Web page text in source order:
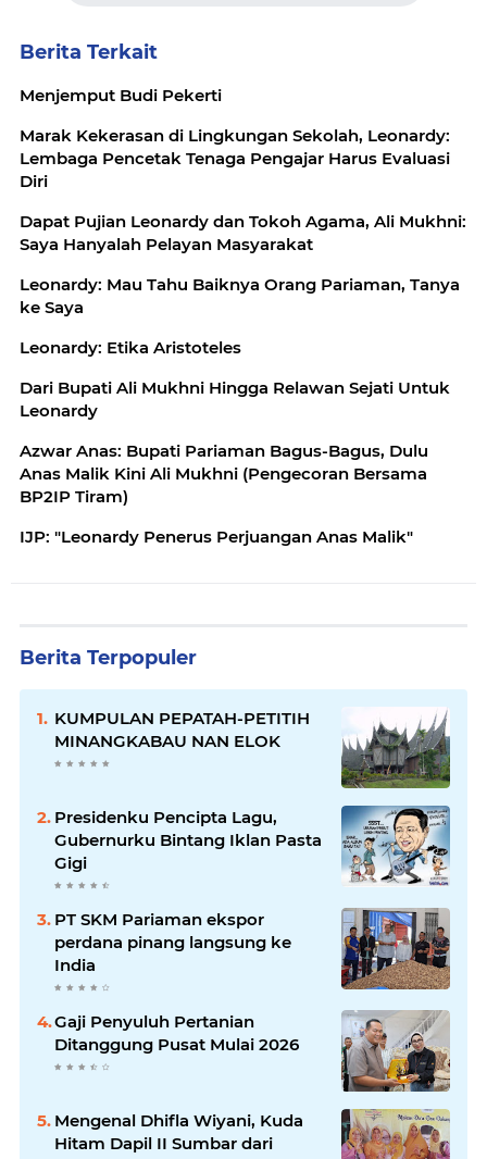
Berita Terkait
Menjemput Budi Pekerti
Marak Kekerasan di Lingkungan Sekolah, Leonardy:
Lembaga Pencetak Tenaga Pengajar Harus Evaluasi
Diri
Dapat Pujian Leonardy dan Tokoh Agama, Ali Mukhni:
Saya Hanyalah Pelayan Masyarakat
Leonardy: Mau Tahu Baiknya Orang Pariaman, Tanya
ke Saya
Leonardy: Etika Aristoteles
Dari Bupati Ali Mukhni Hingga Relawan Sejati Untuk
Leonardy
Azwar Anas: Bupati Pariaman Bagus-Bagus, Dulu
Anas Malik Kini Ali Mukhni (Pengecoran Bersama
BP2IP Tiram)
IJP: "Leonardy Penerus Perjuangan Anas Malik"
Berita Terpopuler
KUMPULAN PEPATAH-PETITIH
MINANGKABAU NAN ELOK
Presidenku Pencipta Lagu,
Gubernurku Bintang Iklan Pasta
Gigi
PT SKM Pariaman ekspor
perdana pinang langsung ke
India
Gaji Penyuluh Pertanian
Ditanggung Pusat Mulai 2026
Mengenal Dhifla Wiyani, Kuda
Hitam Dapil II Sumbar dari